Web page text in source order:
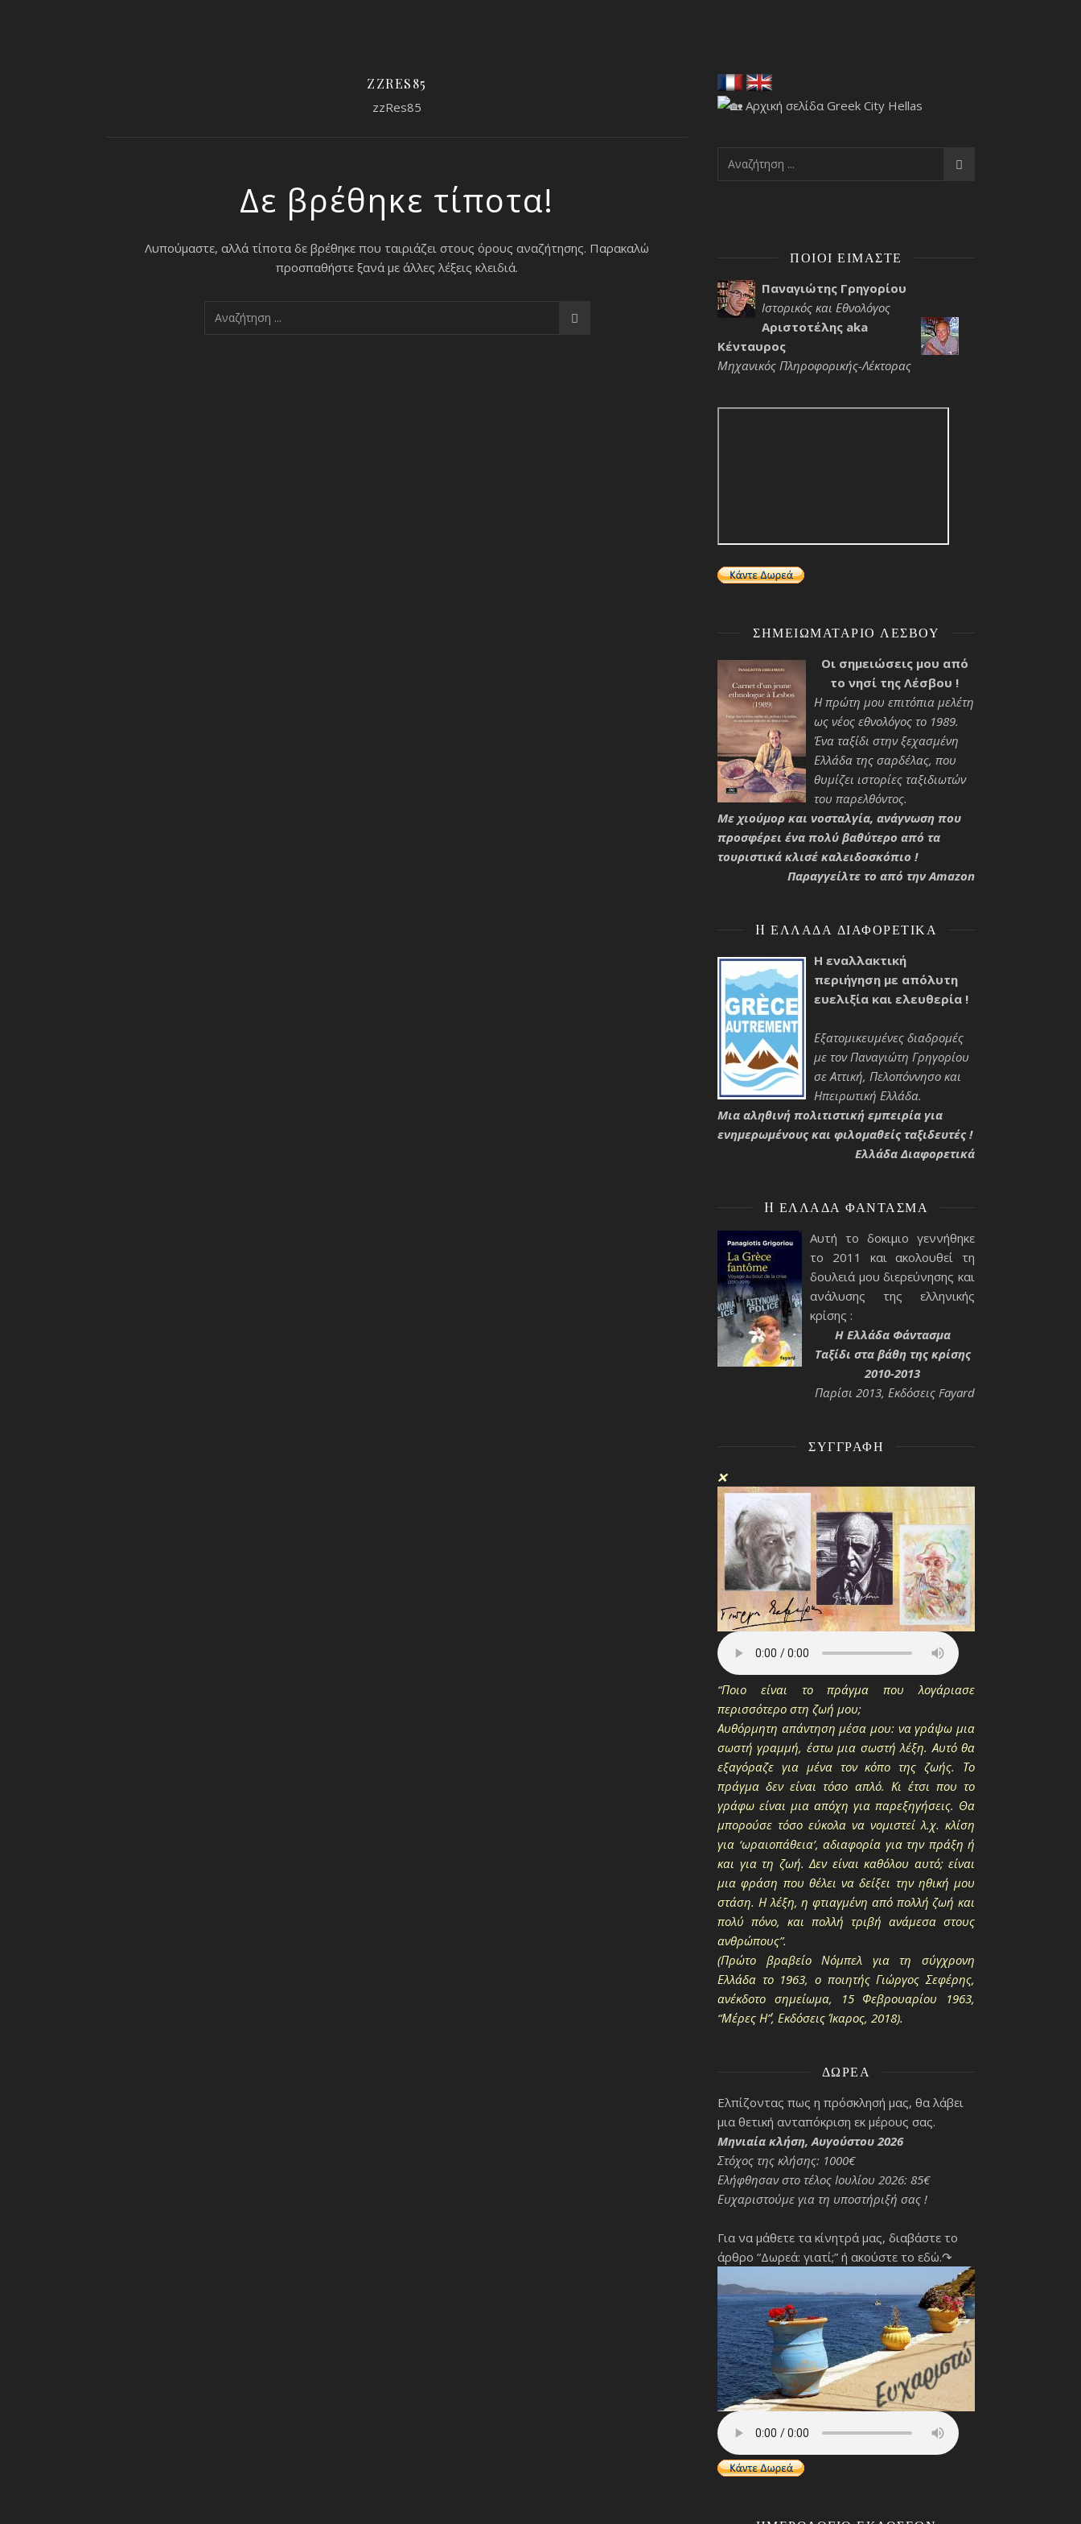
ZZRES85
zzRes85
Δε βρέθηκε τίποτα!
Λυπούμαστε, αλλά τίποτα δε βρέθηκε που ταιριάζει στους όρους αναζήτησης. Παρακαλώ
προσπαθήστε ξανά με άλλες λέξεις κλειδιά.
ΠΟΙΟΙ ΕΊΜΑΣΤΕ
Παναγιώτης Γρηγορίου
Ιστορικός και Εθνολόγος
Αριστοτέλης aka
Κένταυρος
Μηχανικός Πληροφορικής-Λέκτορας
ΣΗΜΕΙΩΜΑΤΆΡΙΟ ΛΈΣΒΟΥ
Οι σημειώσεις μου από
το νησί της Λέσβου !
Η πρώτη μου επιτόπια μελέτη
ως νέος εθνολόγος το 1989.
Ένα ταξίδι στην ξεχασμένη
Ελλάδα της σαρδέλας, που
θυμίζει ιστορίες ταξιδιωτών
του παρελθόντος.
Με χιούμορ και νοσταλγία, ανάγνωση που
προσφέρει ένα πολύ βαθύτερο από τα
τουριστικά κλισέ καλειδοσκόπιο !
Παραγγείλτε το από την Amazon
H ΕΛΛΆΔΑ ΔΙΑΦΟΡΕΤΙΚΆ
Η εναλλακτική
περιήγηση με απόλυτη
ευελιξία και ελευθερία !
Εξατομικευμένες διαδρομές
με τον Παναγιώτη Γρηγορίου
σε Αττική, Πελοπόννησο και
Ηπειρωτική Ελλάδα.
Μια αληθινή πολιτιστική εμπειρία για
ενημερωμένους και φιλομαθείς ταξιδευτές !
Ελλάδα Διαφορετικά
H ΕΛΛΆΔΑ ΦΆΝΤΑΣΜΑ
Αυτή το δοκιμιο γεννήθηκε
το 2011 και ακολουθεί τη
δουλειά μου διερεύνησης και
ανάλυσης της ελληνικής
κρίσης :
H Ελλάδα Φάντασμα
Ταξίδι στα βάθη της κρίσης
2010-2013
Παρίσι 2013, Εκδόσεις Fayard
ΣΥΓΓΡΑΦΉ
❌
“Ποιο είναι το πράγμα που λογάριασε
περισσότερο στη ζωή μου;
Αυθόρμητη απάντηση μέσα μου: να γράψω μια
σωστή γραμμή, έστω μια σωστή λέξη. Αυτό θα
εξαγόραζε για μένα τον κόπο της ζωής. Το
πράγμα δεν είναι τόσο απλό. Κι έτσι που το
γράφω είναι μια απόχη για παρεξηγήσεις. Θα
μπορούσε τόσο εύκολα να νομιστεί λ.χ. κλίση
για ‘ωραιοπάθεια’, αδιαφορία για την πράξη ή
και για τη ζωή. Δεν είναι καθόλου αυτό; είναι
μια φράση που θέλει να δείξει την ηθική μου
στάση. Η λέξη, η φτιαγμένη από πολλή ζωή και
πολύ πόνο, και πολλή τριβή ανάμεσα στους
ανθρώπους”.
(Πρώτο βραβείο Νόμπελ για τη σύγχρονη
Ελλάδα το 1963, ο ποιητής Γιώργος Σεφέρης,
ανέκδοτο σημείωμα, 15 Φεβρουαρίου 1963,
“Μέρες Η΄”, Εκδόσεις Ίκαρος, 2018).
ΔΩΡΕΆ
Ελπίζοντας πως η πρόσκλησή μας, θα λάβει
μια θετική ανταπόκριση εκ μέρους σας.
Μηνιαία κλήση, Αυγούστου 2026
Στόχος της κλήσης: 1000€
Ελήφθησαν στο τέλος Ιουλίου 2026: 85€
Ευχαριστούμε για τη υποστήριξή σας !
Για να μάθετε τα κίνητρά μας, διαβάστε το
άρθρο “Δωρεά: γιατί;” ή ακούστε το εδώ.↷